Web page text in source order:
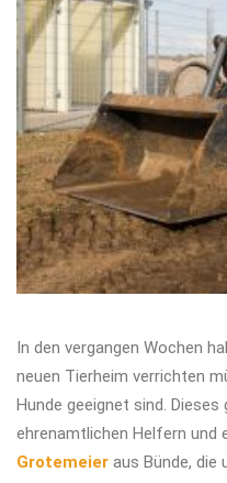
In den vergangen Wochen
neuen Tierheim verrichten
Hunde geeignet sind.
ehrenamtlichen Helfern und
Grotemeier aus Bünde, die